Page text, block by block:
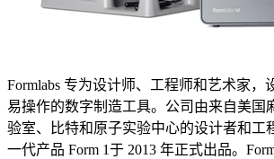
Formlabs 专为设计师、工程师和艺术家，
易操作的数字制造工具。公司由来自美国
验室、比特和原子实验中心的设计者和工
一代产品 Form 1于 2013 年正式出品。